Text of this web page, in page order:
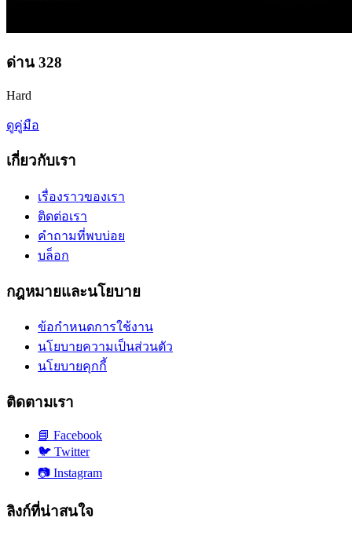
ด่าน 328
Hard
ดูคู่มือ
เกี่ยวกับเรา
เรื่องราวของเรา
ติดต่อเรา
คำถามที่พบบ่อย
บล็อก
กฎหมายและนโยบาย
ข้อกำหนดการใช้งาน
นโยบายความเป็นส่วนตัว
นโยบายคุกกี้
ติดตามเรา
📘 Facebook
🐦 Twitter
📷 Instagram
ลิงก์ที่น่าสนใจ